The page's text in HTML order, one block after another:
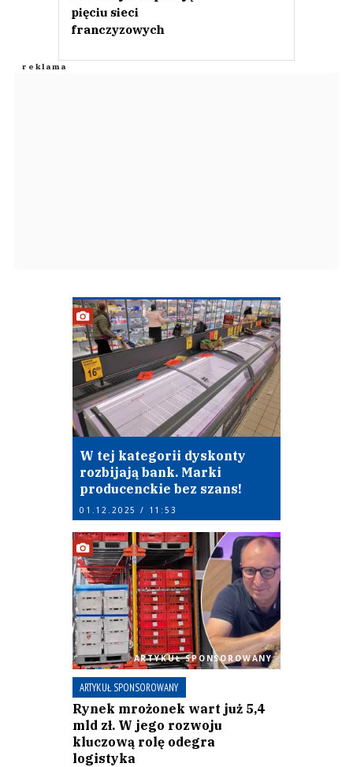
pięciu sieci
franczyzowych
W tej kategorii dyskonty
rozbijają bank. Marki
producenckie bez szans!
01.12.2025 / 11:53
ARTYKUŁ SPONSOROWANY
ARTYKUŁ SPONSOROWANY
Rynek mrożonek wart już 5,4
mld zł. W jego rozwoju
kluczową rolę odegra
logistyka